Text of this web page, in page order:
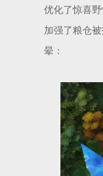
优化了惊喜
加强了粮仓
晕：